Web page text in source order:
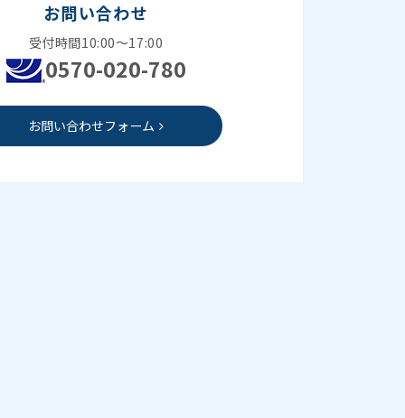
お問い合わせ
受付時間10:00～17:00
0570-020-780
お問い合わせフォーム